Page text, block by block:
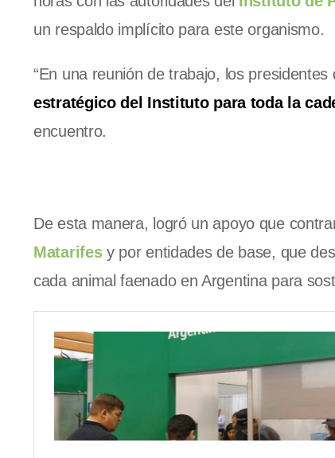
un respaldo implícito para este organismo.
“En una reunión de trabajo, los
estratégico del Instituto para toda la
encuentro.
De esta manera, logró un apoyo que
Matarifesy por entidades de base, que
cada animal faenado en Argentina para